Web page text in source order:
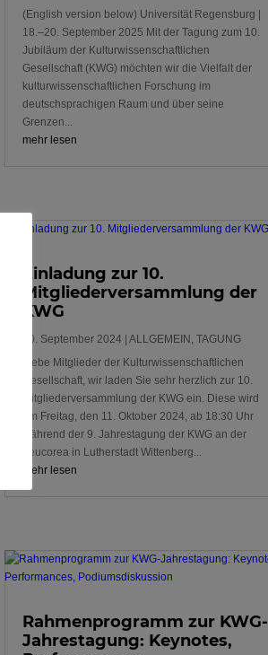
(English version below) Universität Regensburg |
18.–20. September 2025 Mit der Tagung zum 10.
Jubiläum der Kulturwissenschaftlichen
Gesellschaft (KWG) möchten wir die Vielfalt der
kulturwissenschaftlichen Forschung im
deutschsprachigen Raum und über seine
Grenzen...
mehr lesen
Einladung zur 10.
Mitgliederversammlung der
KWG
10. September 2024 ALLGEMEIN , TAGUNG
Liebe Mitglieder der Kulturwissenschaftlichen
Gesellschaft, wir laden Sie sehr herzlich zur 10.
Mitgliederversammlung der KWG ein. Diese wird
am Freitag, den 11. Oktober 2024, ab 18:30 Uhr
während der 9. Jahrestagung der KWG an der
Leucorea in Lutherstadt Wittenberg...
mehr lesen
Rahmenprogramm zur KWG-
Jahrestagung: Keynotes,